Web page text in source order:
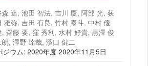
達, 池田 智法, 吉川 慶, 阿部 光, 荻
雅弥, 吉田 有良, 竹村 泰斗, 中村 優
齋藤 要, 窪 秀利, 水村 好貴, 黒澤 俊
, 澤野 達哉, 濱口 健二
ジウム: 2020年度 2020年11月5日